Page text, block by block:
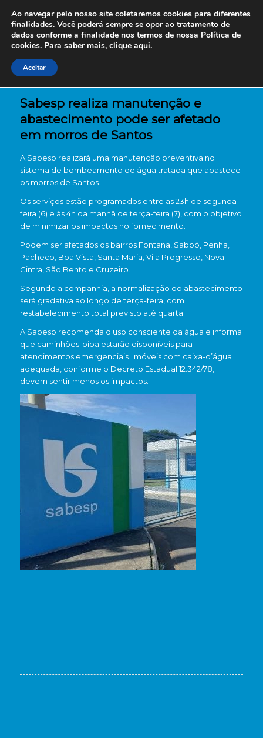
Sabesp realiza manutenção e
abastecimento pode ser afetado
em morros de Santos
A Sabesp realizará uma manutenção preventiva no
sistema de bombeamento de água tratada que abastece
os morros de Santos.
Os serviços estão programados entre as 23h de segunda-
feira (6) e às 4h da manhã de terça-feira (7), com o objetivo
de minimizar os impactos no fornecimento.
Podem ser afetados os bairros Fontana, Saboó, Penha,
Pacheco, Boa Vista, Santa Maria, Vila Progresso, Nova
Cintra, São Bento e Cruzeiro.
Segundo a companhia, a normalização do abastecimento
será gradativa ao longo de terça-feira, com
restabelecimento total previsto até quarta.
A Sabesp recomenda o uso consciente da água e informa
que caminhões-pipa estarão disponíveis para
atendimentos emergenciais. Imóveis com caixa-d’água
adequada, conforme o Decreto Estadual 12.342/78,
devem sentir menos os impactos.
Ao navegar pelo nosso site coletaremos cookies para diferentes
finalidades. Você poderá sempre se opor ao tratamento de
dados conforme a finalidade nos termos de nossa Política de
cookies. Para saber mais, clique aqui.
Aceitar